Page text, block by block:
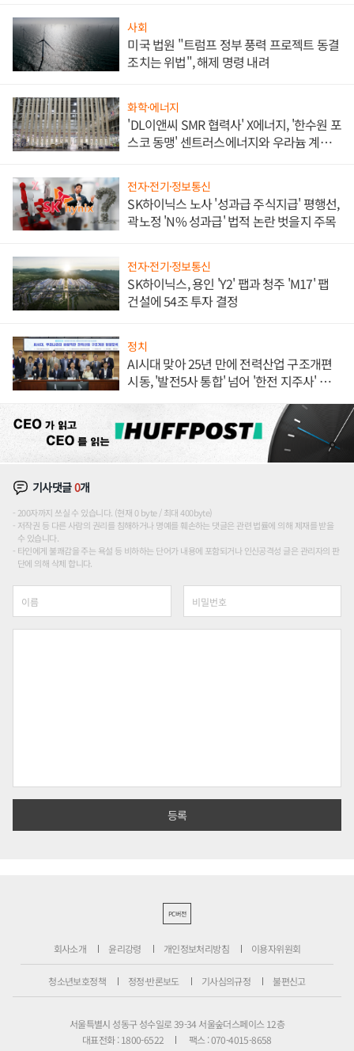
사회
미국 법원 "트럼프 정부 풍력 프로젝트 동결
조치는 위법", 해제 명령 내려
화학·에너지
'DL이앤씨 SMR 협력사' X에너지, '한수원 포
스코 동맹' 센트러스에너지와 우라늄 계약
전자·전기·정보통신
SK하이닉스 노사 '성과급 주식지급' 평행선,
곽노정 'N% 성과급' 법적 논란 벗을지 주목
전자·전기·정보통신
SK하이닉스, 용인 'Y2' 팹과 청주 'M17' 팹
건설에 54조 투자 결정
정치
AI시대 맞아 25년 만에 전력산업 구조개편
시동, '발전5사 통합' 넘어 '한전 지주사' 재편
기사댓글0개
200자까지 쓰실 수 있습니다. (현재 0 byte / 최대 400byte)
저작권 등 다른 사람의 권리를 침해하거나 명예를 훼손하는 댓글은 관련 법률에 의해 제재를 받을
수 있습니다.
타인에게 불쾌감을 주는 욕설 등 비하하는 단어가 내용에 포함되거나 인신공격성 글은 관리자의 판
단에 의해 삭제 합니다.
PC버전
회사소개 윤리강령 개인정보처리방침 이용자위원회
청소년보호정책 정정·반론보도 기사심의규정 불편신고
서울특별시 성동구 성수일로 39-34 서울숲더스페이스 12층
대표전화 : 1800-6522
팩스 : 070-4015-8658